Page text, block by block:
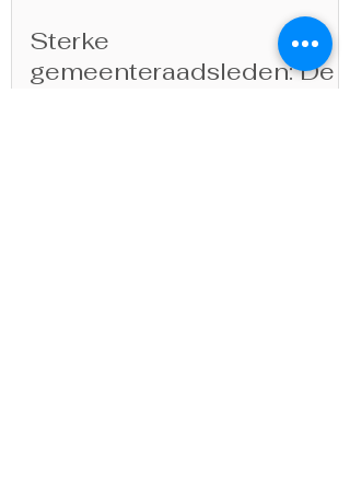
Sterke
gemeenteraadsleden: De